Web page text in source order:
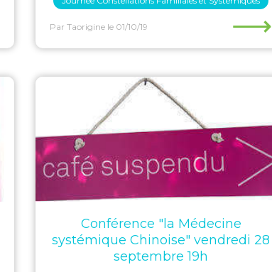
Par Taorigine le 01/10/19 ⟶
Conférence "la Médecine
systémique Chinoise" vendredi 28
septembre 19h